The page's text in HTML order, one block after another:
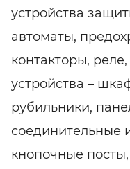
устройства
автоматы,
контакторы,
устройства –
рубильники,
соединительные
кнопочные